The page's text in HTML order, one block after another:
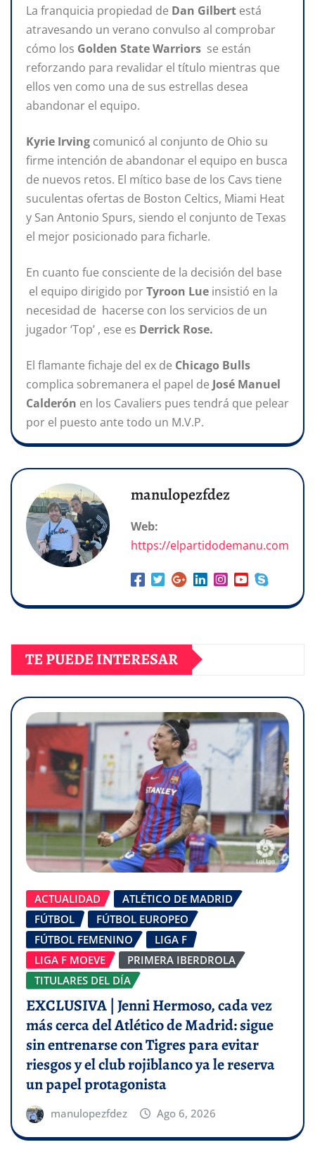
La franquicia propiedad de Dan Gilbert está
atravesando un verano convulso al comprobar
cómo los Golden State Warriors se están
reforzando para revalidar el título mientras que
ellos ven como una de sus estrellas desea
abandonar el equipo.
Kyrie Irving comunicó al conjunto de Ohio su
firme intención de abandonar el equipo en busca
de nuevos retos. El mítico base de los Cavs tiene
suculentas ofertas de Boston Celtics, Miami Heat
y San Antonio Spurs, siendo el conjunto de Texas
el mejor posicionado para ficharle.
En cuanto fue consciente de la decisión del base
el equipo dirigido porTyroon Lue insistió en la
necesidad de hacerse con los servicios de un
jugador ‘Top’ , ese es Derrick Rose.
El flamante fichaje del ex de Chicago Bulls
complica sobremanera el papel de José Manuel
Calderón en los Cavaliers pues tendrá que pelear
por el puesto ante todo un M.V.P.
manulopezfdez
Web:
https://elpartidodemanu.com
TE PUEDE INTERESAR
ACTUALIDAD
ATLÉTICO DE MADRID
FÚTBOL
FÚTBOL EUROPEO
FÚTBOL FEMENINO
LIGA F
LIGA F MOEVE
PRIMERA IBERDROLA
TITULARES DEL DÍA
EXCLUSIVA | Jenni Hermoso, cada vez
más cerca del Atlético de Madrid: sigue
sin entrenarse con Tigres para evitar
riesgos y el club rojiblanco ya le reserva
un papel protagonista
manulopezfdez Ago 6, 2026